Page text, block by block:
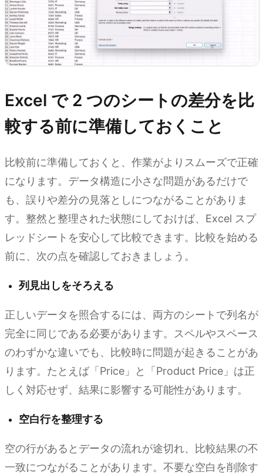
Excel で 2 つのシートの差分を比
較する前に準備しておくこと
比較前に準備しておくと、作業がよりスムーズで正確
になります。データ構造に小さな問題があるだけで
も、誤りや差分の見落としにつながることがありま
す。整然と整理された状態にしておけば、Excel スプ
レッドシートを安心して比較できます。比較を始める
前に、次の点を確認しておきましょう。
列見出しをそろえる
正しいデータを照合するには、両方のシートで列名が
完全に同じである必要があります。スペルやスペース
のわずかな違いでも、比較時に問題が起きることがあ
ります。たとえば「Price」と「Product Price」は正
しく対応せず、結果に影響する可能性があります。
空白行を整理する
空の行があるとデータの流れが途切れ、比較結果の不
一致につながることがあります。不要な空白を削除す